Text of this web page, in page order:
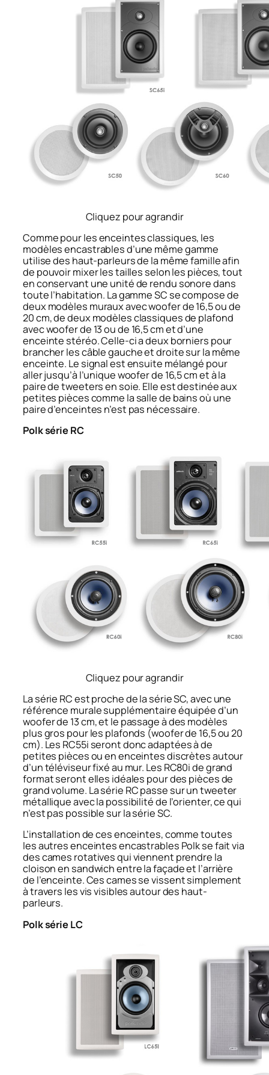
Cliquez pour agrandir
Comme pour les enceintes classiques, les
modèles encastrables d’une même gamme
utilise des haut-parleurs de la même famille afin
de pouvoir mixer les tailles selon les pièces, tout
en conservant une unité de rendu sonore dans
toute l’habitation. La gamme SC se compose de
deux modèles muraux avec woofer de 16,5 ou de
20 cm, de deux modèles classiques de plafond
avec woofer de 13 ou de 16,5 cm et d’une
enceinte stéréo. Celle-ci a deux borniers pour
brancher les câble gauche et droite sur la même
enceinte. Le signal est ensuite mélangé pour
aller jusqu’à l’unique woofer de 16,5 cm et à la
paire de tweeters en soie. Elle est destinée aux
petites pièces comme la salle de bains où une
paire d’enceintes n’est pas nécessaire.
Polk série RC
Cliquez pour agrandir
La série RC est proche de la série SC, avec une
référence murale supplémentaire équipée d’un
woofer de 13 cm, et le passage à des modèles
plus gros pour les plafonds (woofer de 16,5 ou 20
cm). Les RC55i seront donc adaptées à de
petites pièces ou en enceintes discrètes autour
d’un téléviseur fixé au mur. Les RC80i de grand
format seront elles idéales pour des pièces de
grand volume. La série RC passe sur un tweeter
métallique avec la possibilité de l’orienter, ce qui
n’est pas possible sur la série SC.
L’installation de ces enceintes, comme toutes
les autres enceintes encastrables Polk se fait via
des cames rotatives qui viennent prendre la
cloison en sandwich entre la façade et l’arrière
de l’enceinte. Ces cames se vissent simplement
à travers les vis visibles autour des haut-
parleurs.
Polk série LC